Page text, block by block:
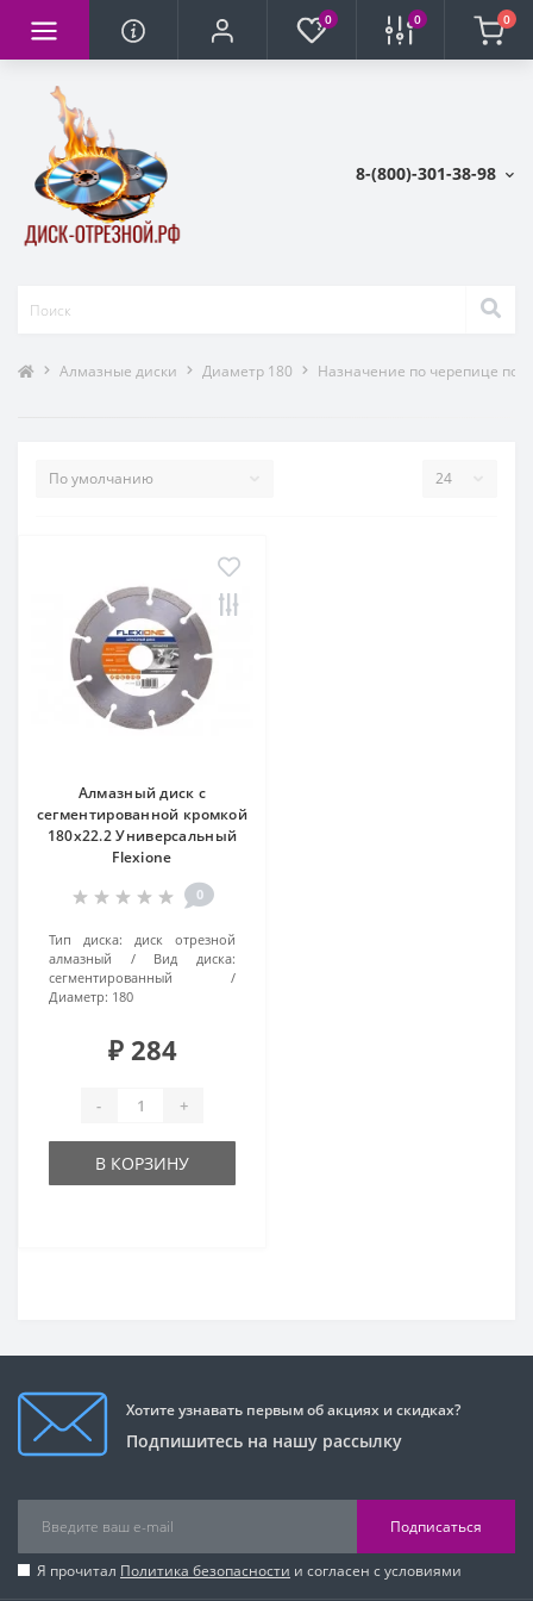
0 0 0
8-(800)-301-38-98
Алмазные диски Диаметр 180 Назначение по черепице по
Алмазный диск с
сегментированной кромкой
180х22.2 Универсальный
Flexione
0
Тип диска:
диск отрезной
алмазный
Вид диска:
сегментированный
Диаметр: 180
₽ 284
- +
В КОРЗИНУ
Хотите узнавать первым об акциях и скидках?
Подпишитесь на нашу рассылку
Подписаться
Я прочитал Политика безопасности и согласен с условиями